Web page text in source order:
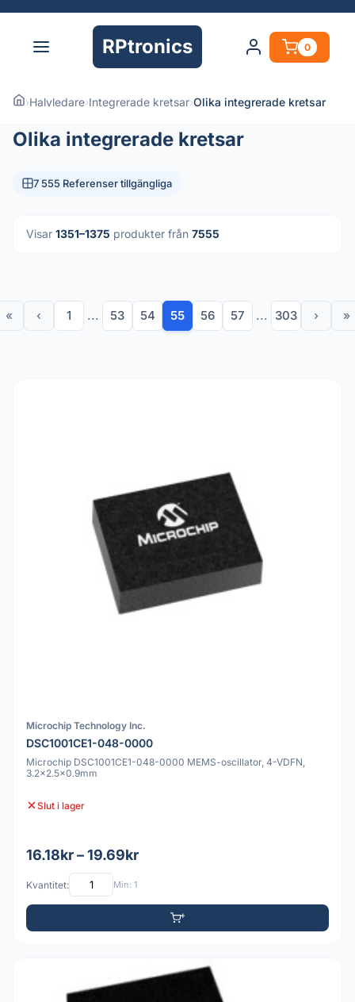
RPtronics 0
›Halvledare›Integrerade kretsar›Olika integrerade kretsar
Olika integrerade kretsar
7 555 Referenser tillgängliga
Visar 1351–1375 produkter från 7555
« ‹ 1 ... 53 54 55 56 57 ... 303 › »
Microchip Technology Inc.
DSC1001CE1-048-0000
Microchip DSC1001CE1-048-0000 MEMS-oscillator, 4-VDFN,
3.2x2.5x0.9mm
Slut i lager
16.18kr – 19.69kr
Kvantitet: Min: 1